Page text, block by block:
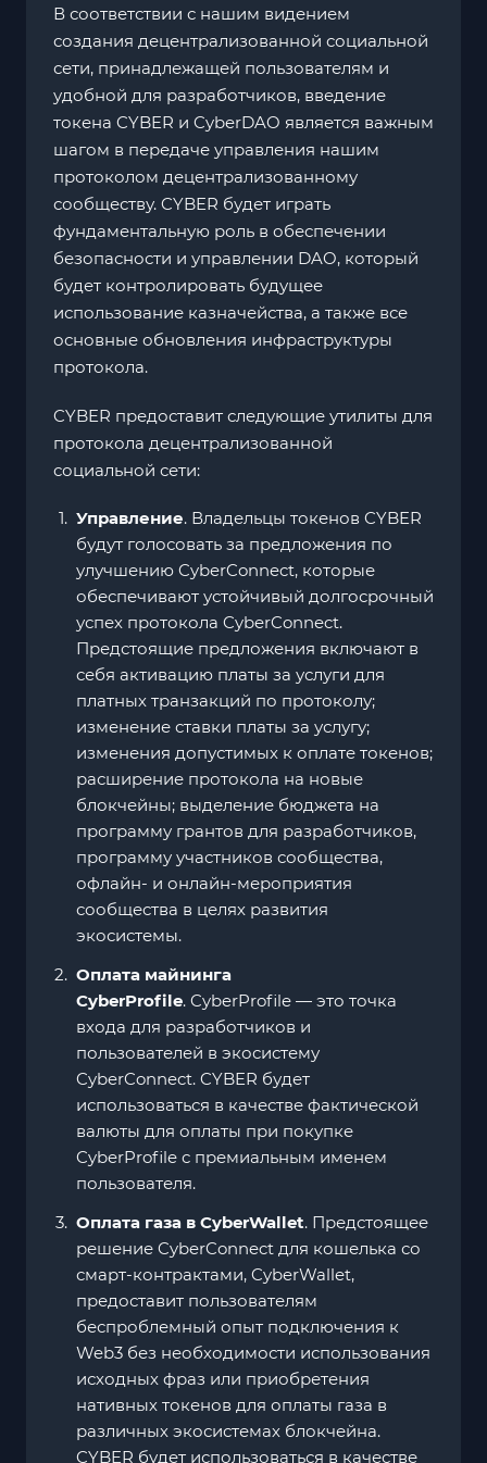
В соответствии с нашим видением
создания децентрализованной социальной
сети, принадлежащей пользователям и
удобной для разработчиков, введение
токена CYBER и CyberDAO является важным
шагом в передаче управления нашим
протоколом децентрализованному
сообществу. CYBER будет играть
фундаментальную роль в обеспечении
безопасности и управлении DAO, который
будет контролировать будущее
использование казначейства, а также все
основные обновления инфраструктуры
протокола.
CYBER предоставит следующие утилиты для
протокола децентрализованной
социальной сети:
Управление. Владельцы токенов CYBER
будут голосовать за предложения по
улучшению CyberConnect, которые
обеспечивают устойчивый долгосрочный
успех протокола CyberConnect.
Предстоящие предложения включают в
себя активацию платы за услуги для
платных транзакций по протоколу;
изменение ставки платы за услугу;
изменения допустимых к оплате токенов;
расширение протокола на новые
блокчейны; выделение бюджета на
программу грантов для разработчиков,
программу участников сообщества,
офлайн- и онлайн-мероприятия
сообщества в целях развития
экосистемы.
Оплата майнинга
CyberProfile. CyberProfile — это точка
входа для разработчиков и
пользователей в экосистему
CyberConnect. CYBER будет
использоваться в качестве фактической
валюты для оплаты при покупке
CyberProfile с премиальным именем
пользователя.
Оплата газа в CyberWallet. Предстоящее
решение CyberConnect для кошелька со
смарт-контрактами, CyberWallet,
предоставит пользователям
беспроблемный опыт подключения к
Web3 без необходимости использования
исходных фраз или приобретения
нативных токенов для оплаты газа в
различных экосистемах блокчейна.
CYBER будет использоваться в качестве